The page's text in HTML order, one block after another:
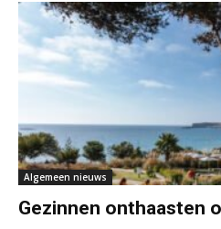
Algemeen nieuws
Gezinnen onthaasten